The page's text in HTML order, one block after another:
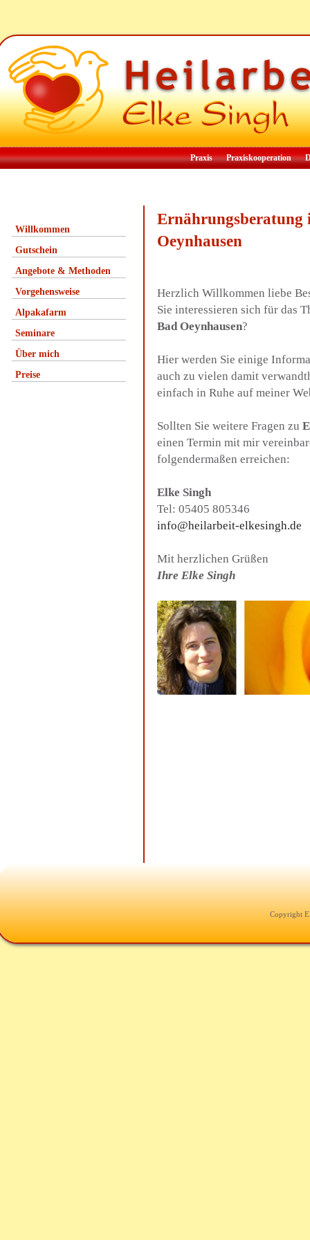
Praxis Praxiskooperation
Willkommen
Gutschein
Angebote & Methoden
Vorgehensweise
Alpakafarm
Seminare
Über mich
Preise
Ernährungsberatung
Oeynhausen
Herzlich Willkommen liebe
Sie interessieren sich für das
Bad Oeynhausen?
Hier werden Sie einige
auch zu vielen damit
einfach in Ruhe auf meiner
Sollten Sie weitere Fragen zu
einen Termin mit mir
folgendermaßen erreichen:
Elke Singh
Tel: 05405 805346
info@heilarbeit-elkesingh.de
Mit herzlichen Grüßen
Ihre Elke Singh
Copyright